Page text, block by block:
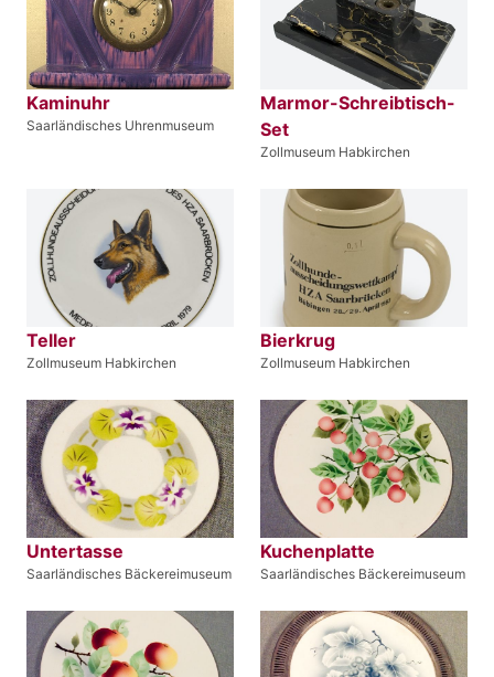
Kaminuhr
Saarländisches Uhrenmuseum
Marmor-Schreibtisch-
Set
Zollmuseum Habkirchen
Teller
Zollmuseum Habkirchen
Bierkrug
Zollmuseum Habkirchen
Untertasse
Saarländisches Bäckereimuseum
Kuchenplatte
Saarländisches Bäckereimuseum